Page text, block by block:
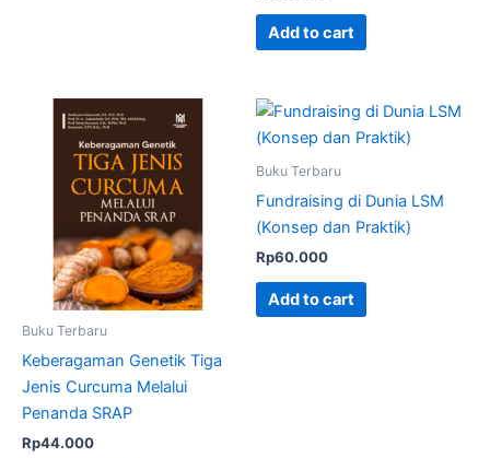
Add to cart
Buku Terbaru
Keberagaman Genetik Tiga
Jenis Curcuma Melalui
Penanda SRAP
Rp44.000
Buku Terbaru
Fundraising di Dunia LSM
(Konsep dan Praktik)
Rp60.000
Add to cart